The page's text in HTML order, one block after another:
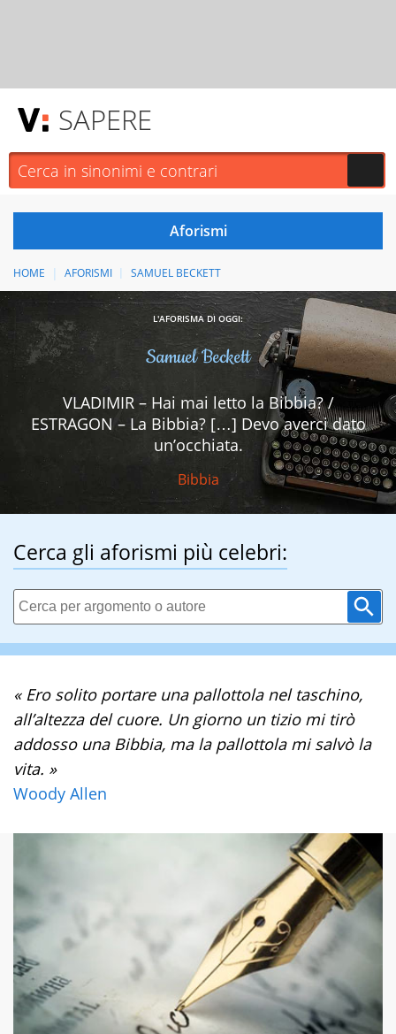
SAPERE
HOME AFORISMI SAMUEL BECKETT
L'AFORISMA DI OGGI:
Samuel Beckett
VLADIMIR – Hai mai letto la Bibbia? /
ESTRAGON – La Bibbia? […] Devo averci dato
un’occhiata.
Bibbia
Cerca gli aforismi più celebri:
« Ero solito portare una pallottola nel taschino,
all’altezza del cuore. Un giorno un tizio mi tirò
addosso una Bibbia, ma la pallottola mi salvò la
vita. »
Woody Allen